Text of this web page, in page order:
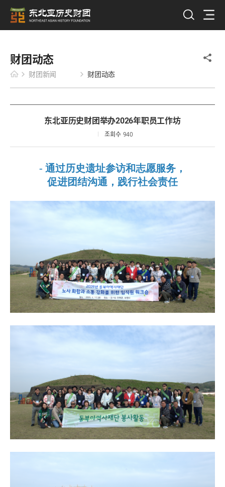
财团动态
财团新闻 财团动态
东北亚历史财团举办2026年职员工作坊
조회수 940
- 通过历史遗址参访和志愿服务，
促进团结沟通，践行社会责任